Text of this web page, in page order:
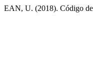
EAN, U. (2018). Código de